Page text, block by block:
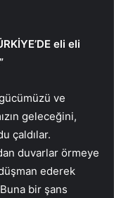
eli eli
ve
geleceğini,
çaldılar.
duvarlar örmeye
ederek
bir şans